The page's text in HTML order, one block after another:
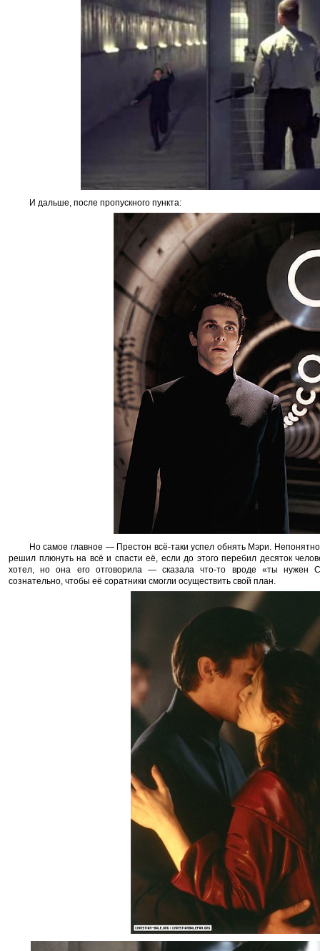
И дальше, после пропускного пункта:
Но самое главное — Престон всё-таки успел обнять Мэри.
решил плюнуть на всё и спасти её, если до этого перебил десяток
хотел, но она его отговорила — сказала что-то вроде «ты нужен
сознательно, чтобы её соратники смогли осуществить свой план.